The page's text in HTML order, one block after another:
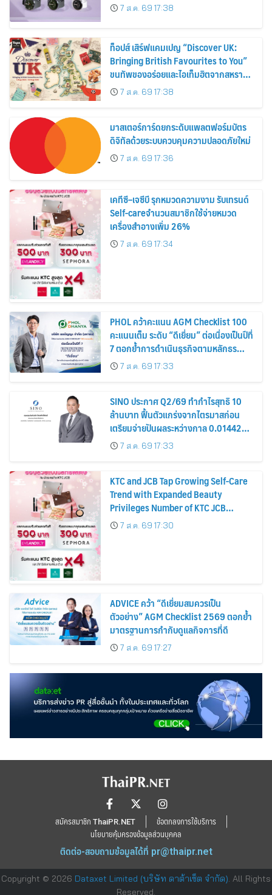
30%7 ส.ค. 69 17:38
ท็อปส์ เสิร์ฟแคมเปญ “Discover UK:
Bringing British Favourites to You”
ขนทัพของอร่อยและไอเท็มฮิตจากสหราช
อาณาจักร ส่งตรงถึงมือตั้งแต่วันนี้ – 18
สิงหาคมนี้
7 ส.ค. 69 17:38
มาสเตอร์การ์ดยกระดับแพลตฟอร์มบัตร
ดิจิทัลด้วยระบบควบคุมความปลอดภัยใหม่
7 ส.ค. 69 17:36
เคทีซี–เจซีบี รุกหมวดความงาม รับเทรนด์
Self-careจำนวนสมาชิกใช้จ่ายหมวด
เครื่องสำอางเพิ่ม 26%
7 ส.ค. 69 17:34
PHOL คว้าคะแนน AGM Checklist 100
คะแนนเต็ม ระดับ “ดีเยี่ยม” ต่อเนื่องเป็นปีที่
7 ตอกย้ำการดำเนินธุรกิจตามหลักธร
รมาภิบาล โปร่งใส สร้างความเชื่อมั่นผู้ถือ
หุ้น
7 ส.ค. 69 17:33
SINO ประกาศ Q2/69 ทำกำไรสุทธิ 10
ล้านบาท ฟื้นตัวแกร่งจากไตรมาสก่อน
เตรียมจ่ายปันผลระหว่างกาล 0.014423
บาทต่อหุ้น ครึ่งปีหลังมุ่งเติบโตต่อเนื่อง
7 ส.ค. 69 17:33
KTC and JCB Tap Growing Self-Care
Trend with Expanded Beauty
Privileges Number of KTC JCB
Cardmembers Spending on
Cosmetics Rises 26%
7 ส.ค. 69 17:30
ADVICE คว้า “ดีเยี่ยมสมควรเป็น
ตัวอย่าง” AGM Checklist 2569 ตอกย้ำ
มาตรฐานการกำกับดูแลกิจการที่ดี
7 ส.ค. 69 17:27
สมัครสมาชิก ThaiPR.NET
ข้อตกลงการใช้บริการ
นโยบายคุ้มครองข้อมูลส่วนบุคคล
ติดต่อ-สอบถามข้อมูลได้ที่ pr@thaipr.net
Copyright © 2026 Dataxet Limited (บริษัท ดาต้าเซ็ต จำกัด). All Rights
Reserved.